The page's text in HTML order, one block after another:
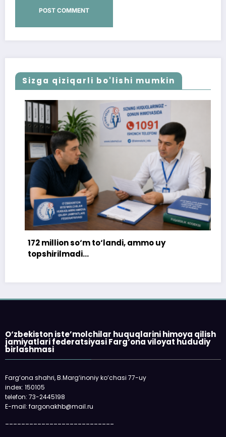
Sizga qiziqarli bo'lishi mumkin
172 million so‘m to‘landi, ammo uy
topshirilmadi…
O‘zbekiston iste’molchilar huquqlarini himoya qilish
jamiyatlari federatsiyasi Farg‘ona viloyat hududiy
birlashmasi
Farg‘ona shahri, B.Marg‘inoniy ko‘chasi 77-uy
index: 150105
telefon: 73-2445198
E-mail: fargonakhb@mail.ru
___________________________